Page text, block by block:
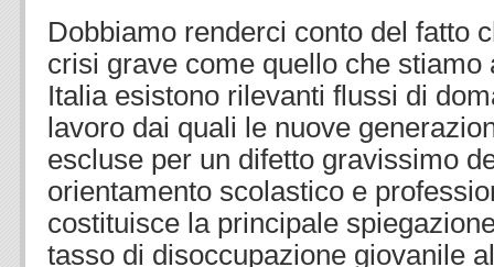
Dobbiamo renderci conto del fatto
crisi grave come quello che stiamo
Italia esistono rilevanti flussi di
lavoro dai quali le nuove
escluse per un difetto gravissimo
orientamento scolastico e
costituisce la principale
tasso di disoccupazione giovanile